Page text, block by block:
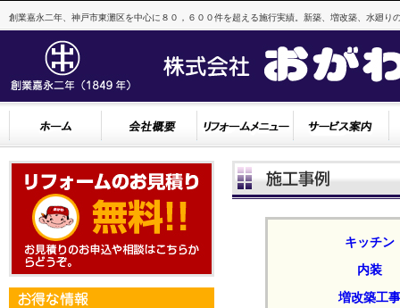
創業嘉永二年、神戸市東灘区を中心に８０，６００件を超える施行実績。新築、増改築、水廻
キッチン
内装
増改築工事